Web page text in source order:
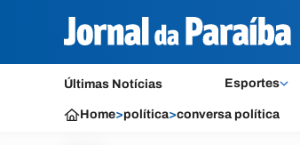
Últimas Notícias Esportes
Home>política>conversa política